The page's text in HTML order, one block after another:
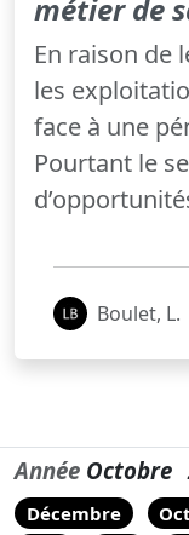
métier de
En raison de
les
face à une
Pourtant le
Boulet, L.
Année Octobre
Décembre